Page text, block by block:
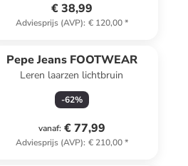
€ 38,99
Adviesprijs (AVP): € 120,00*
Pepe Jeans FOOTWEAR
Leren laarzen lichtbruin
-62%
vanaf: € 77,99
Adviesprijs (AVP): € 210,00*